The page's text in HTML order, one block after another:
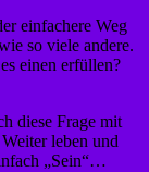
einfachere Weg
so viele andere.
einen erfüllen?
diese Frage mit
leben und
„Sein“…